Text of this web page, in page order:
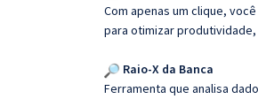
Com apenas um clique,
para otimizar
Raio-X da Banca
Ferramenta que analisa